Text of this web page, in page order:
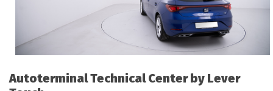
Autoterminal Technical Center by Lever